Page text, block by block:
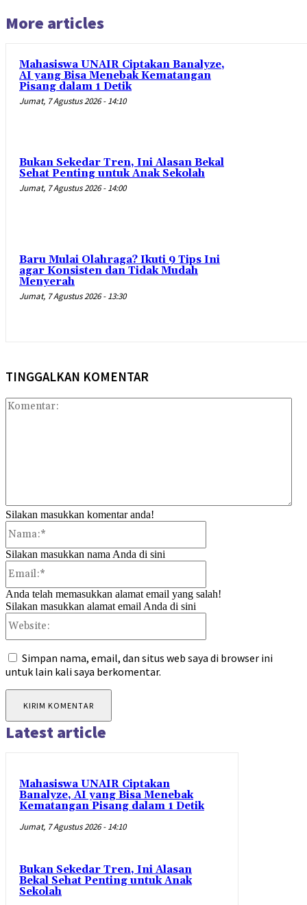
More articles
Mahasiswa UNAIR Ciptakan Banalyze,
AI yang Bisa Menebak Kematangan
Pisang dalam 1 Detik
Jumat, 7 Agustus 2026 - 14:10
Bukan Sekedar Tren, Ini Alasan Bekal
Sehat Penting untuk Anak Sekolah
Jumat, 7 Agustus 2026 - 14:00
Baru Mulai Olahraga? Ikuti 9 Tips Ini
agar Konsisten dan Tidak Mudah
Menyerah
Jumat, 7 Agustus 2026 - 13:30
TINGGALKAN KOMENTAR
Silakan masukkan komentar anda!
Silakan masukkan nama Anda di sini
Anda telah memasukkan alamat email yang salah!
Silakan masukkan alamat email Anda di sini
Simpan nama, email, dan situs web saya di browser ini
untuk lain kali saya berkomentar.
Latest article
Mahasiswa UNAIR Ciptakan
Banalyze, AI yang Bisa Menebak
Kematangan Pisang dalam 1 Detik
Jumat, 7 Agustus 2026 - 14:10
Bukan Sekedar Tren, Ini Alasan
Bekal Sehat Penting untuk Anak
Sekolah